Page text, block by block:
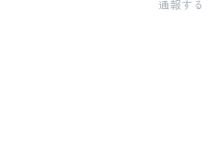
通報する